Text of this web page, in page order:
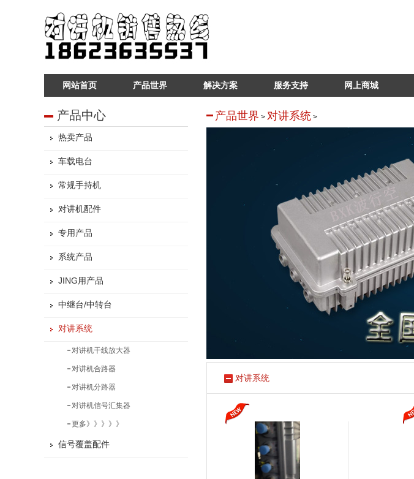
网站首页 产品世界 解决方案 服务支持 网上商城
产品中心
热卖产品
车载电台
常规手持机
对讲机配件
专用产品
系统产品
JING用产品
中继台/中转台
对讲系统
对讲机干线放大器
对讲机合路器
对讲机分路器
对讲机信号汇集器
更多》》》》》
信号覆盖配件
产品世界 > 对讲系统 >
对讲系统